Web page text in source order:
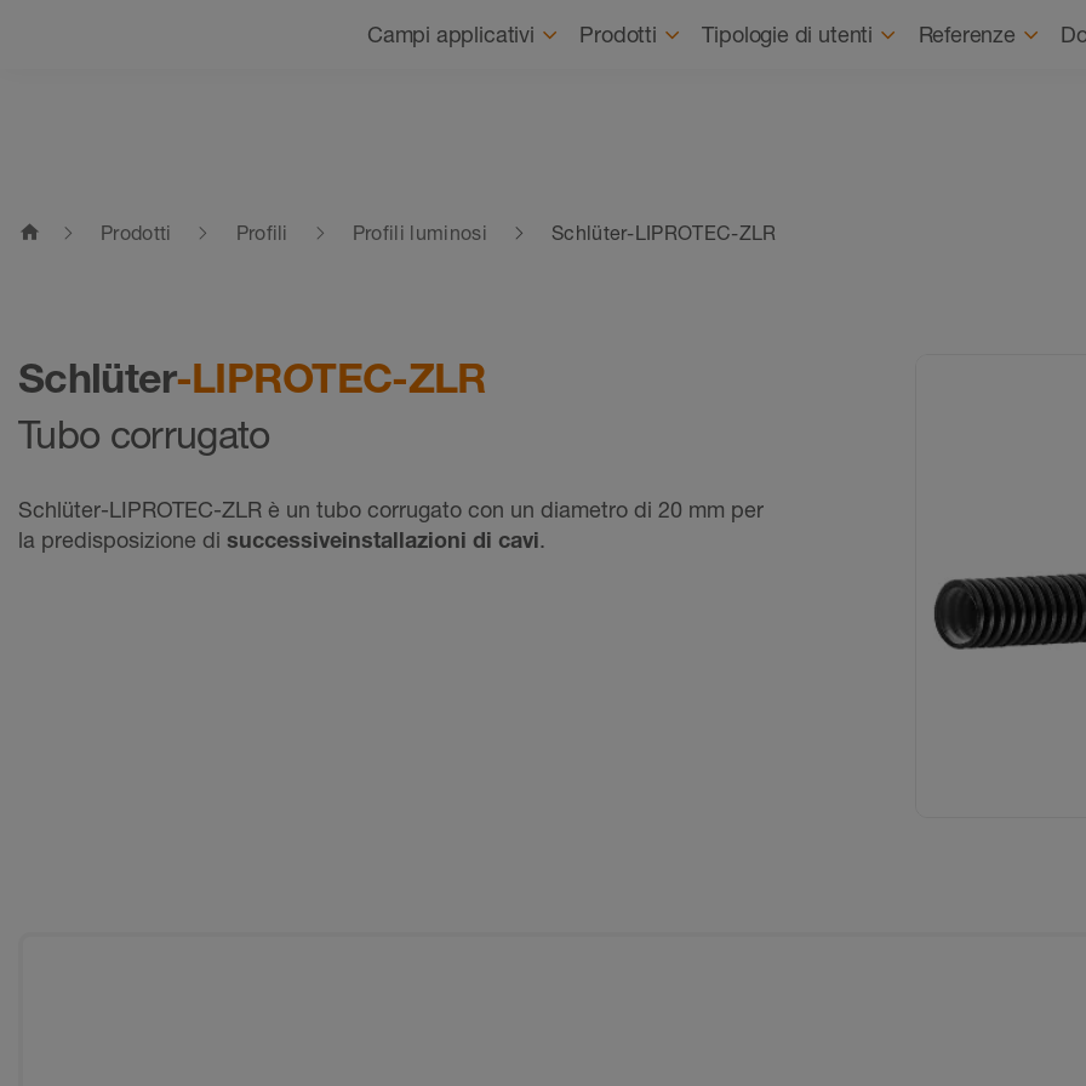
Campi applicativi Prodotti Tipologie di utenti Referenze
home Prodotti Profili Profili luminosi Schlüter-LIPROTEC-ZLR
Schlüter-LIPROTEC-ZLR
Tubo corrugato
Schlüter-LIPROTEC-ZLR è un tubo corrugato con un diametro di 20 mm per
la predisposizione di successiveinstallazioni di cavi.